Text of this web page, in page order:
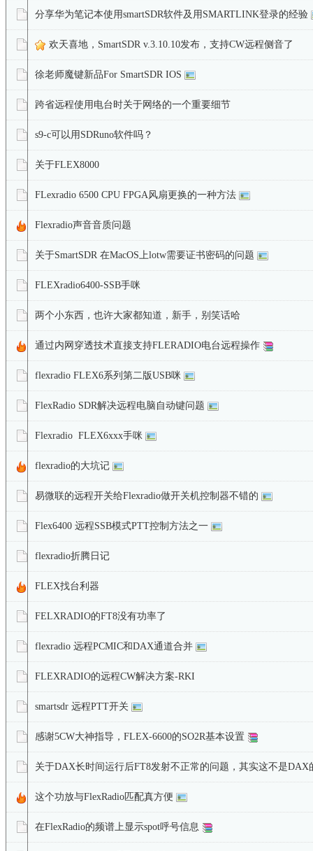
分享华为笔记本使用smartSDR软件及用SMARTLINK登录的经验
欢天喜地，SmartSDR v.3.10.10发布，支持CW远程侧音了
徐老师魔键新品For SmartSDR IOS
跨省远程使用电台时关于网络的一个重要细节
s9-c可以用SDRuno软件吗？
关于FLEX8000
FLexradio 6500 CPU FPGA风扇更换的一种方法
Flexradio声音音质问题
关于SmartSDR 在MacOS上lotw需要证书密码的问题
FLEXradio6400-SSB手咪
两个小东西，也许大家都知道，新手，别笑话哈
通过内网穿透技术直接支持FLERADIO电台远程操作
flexradio FLEX6系列第二版USB咪
FlexRadio SDR解决远程电脑自动键问题
Flexradio FLEX6xxx手咪
flexradio的大坑记
易微联的远程开关给Flexradio做开关机控制器不错的
Flex6400 远程SSB模式PTT控制方法之一
flexradio折腾日记
FLEX找台利器
FELXRADIO的FT8没有功率了
flexradio 远程PCMIC和DAX通道合并
FLEXRADIO的远程CW解决方案-RKI
smartsdr 远程PTT开关
感谢5CW大神指导，FLEX-6600的SO2R基本设置
关于DAX长时间运行后FT8发射不正常的问题，其实这不是DAX
这个功放与FlexRadio匹配真方便
在FlexRadio的频谱上显示spot呼号信息